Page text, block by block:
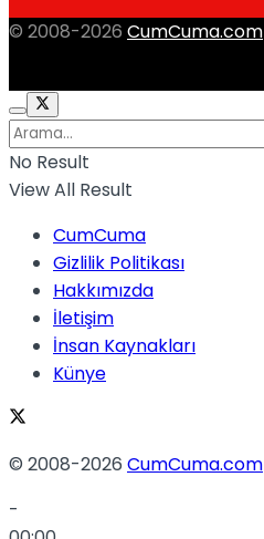
© 2008-2026 CumCuma.com
No Result
View All Result
CumCuma
Gizlilik Politikası
Hakkımızda
İletişim
İnsan Kaynakları
Künye
© 2008-2026 CumCuma.com
-